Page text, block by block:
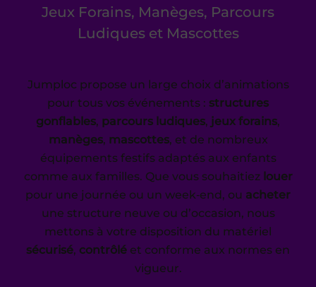
Jeux Forains, Manèges, Parcours
Ludiques et Mascottes
Jumploc propose un large choix d’animations
pour tous vos événements : structures
gonflables, parcours ludiques, jeux forains,
manèges, mascottes, et de nombreux
équipements festifs adaptés aux enfants
comme aux familles. Que vous souhaitiez louer
pour une journée ou un week‑end, ou acheter
une structure neuve ou d’occasion, nous
mettons à votre disposition du matériel
sécurisé, contrôlé et conforme aux normes en
vigueur.